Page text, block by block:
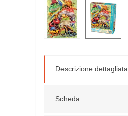
Descrizione dettagliata
Scheda